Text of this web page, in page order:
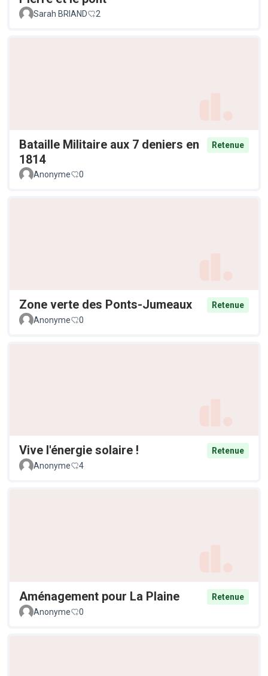
Sarah BRIAND 2
Bataille Militaire aux 7 deniers en
1814
Retenue
Anonyme 0
Zone verte des Ponts-Jumeaux
Retenue
Anonyme
0
Vive l'énergie solaire !
Retenue
Anonyme
4
Aménagement pour La Plaine
Retenue
Anonyme
0